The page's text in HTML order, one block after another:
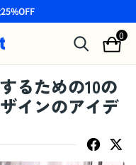
0
るための10の
インのアイデ